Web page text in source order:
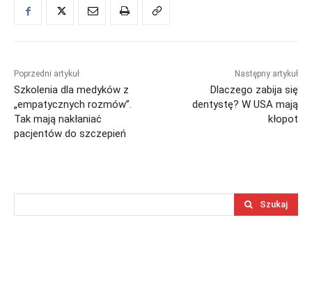
Poprzedni artykuł
Szkolenia dla medyków z
„empatycznych rozmów”.
Tak mają nakłaniać
pacjentów do szczepień
Następny artykuł
Dlaczego zabija się
dentystę? W USA mają
kłopot
Szukaj